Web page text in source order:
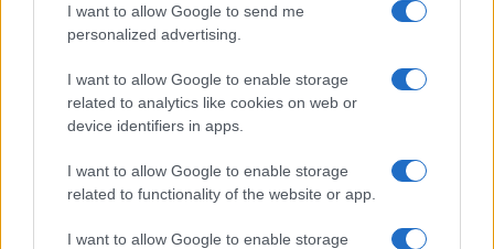
I want to allow Google to send me
personalized advertising.
I want to allow Google to enable storage
related to analytics like cookies on web or
device identifiers in apps.
I want to allow Google to enable storage
related to functionality of the website or app.
I want to allow Google to enable storage
Omicidio Rocca Priora, la moglie della vittima è la
mandante